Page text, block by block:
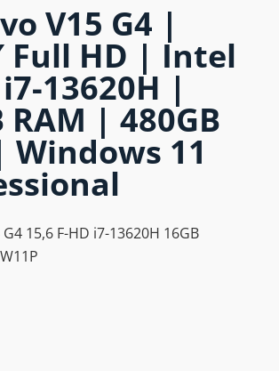
V15 G4 |
Full HD | Intel
13620H |
RAM | 480GB
Windows 11
15,6 F-HD i7-13620H 16GB